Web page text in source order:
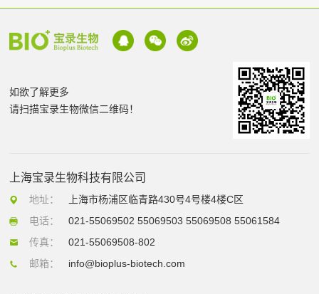
如欲了解更多
请扫描宝录生物微信二维码！
上海宝录生物科技有限公司
地址：
上海市杨浦区临青路430号4号楼4楼C区
电话：
021-55069502 55069503 55069508 55061584
传真：
021-55069508-802
邮箱：
info@bioplus-biotech.com